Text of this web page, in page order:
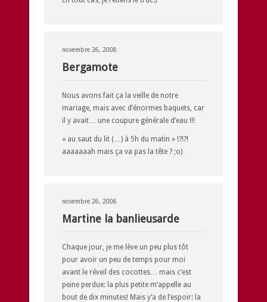
novembre 26, 2008
Bergamote
Nous avons fait ça la veille de notre
mariage, mais avec d’énormes baquets, car
il y avait… une coupure générale d’eau !!!
« au saut du lit (…) à 5h du matin » !?!?!
aaaaaaah mais ça va pas la tête ? ;o)
novembre 26, 2008
Martine la banlieusarde
Chaque jour, je me lève un peu plus tôt
pour avoir un peu de temps pour moi
avant le réveil des cocottes… mais c’est
peine perdue: la plus petite m’appelle au
bout de dix minutes! Mais y’a de l’espoir: la